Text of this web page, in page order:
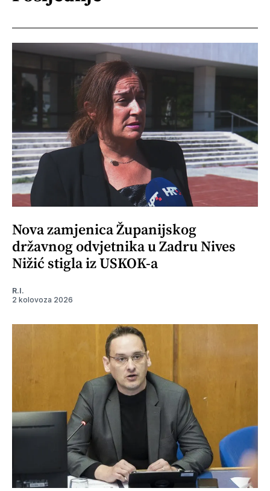
Nova zamjenica Županijskog
državnog odvjetnika u Zadru Nives
Nižić stigla iz USKOK-a
R.I.
2 kolovoza 2026